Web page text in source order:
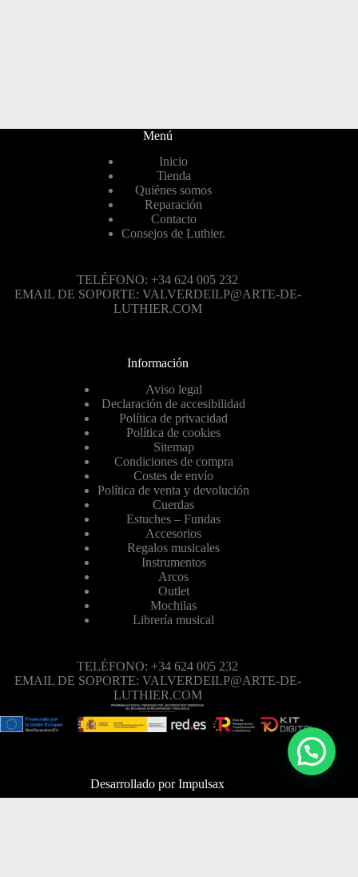
Menú
Inicio
Tienda
Quiénes somos
Reparación
Contacto
Consejos de Luthier.
TELÉFONO: +34 624 005 232
EMAIL DE SOPORTE: VALVERDEILP@ARTE-DE-
LUTHIER.COM
Información
Aviso legal
Declaración de accesibilidad
Política de privacidad
Política de cookies
Sitemap
Condiciones de compra
Costes de envío
Política de venta y devolución
Cuerdas
Estuches – Fundas
Accesorios
Regalos musicales
Instrumentos
Arcos
Outlet
Mochilas
Librería musical
TELÉFONO: +34 624 005 232
EMAIL DE SOPORTE: VALVERDEILP@ARTE-DE-
LUTHIER.COM
Desarrollado porImpulsax